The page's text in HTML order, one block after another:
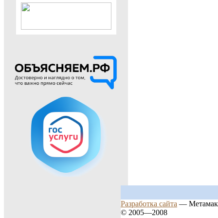
Разработка сайта —
© 2005—2008